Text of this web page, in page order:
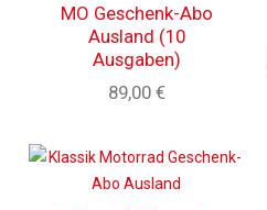
MO Geschenk-Abo
Ausland (10
Ausgaben)
89,00 €